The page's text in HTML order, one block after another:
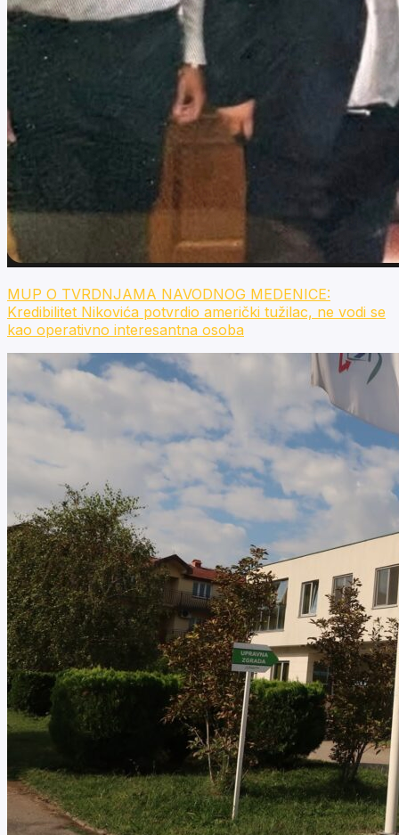
MUP O TVRDNJAMA NAVODNOG MEDENICE:
Kredibilitet Nikovića potvrdio američki tužilac, ne vodi se
kao operativno interesantna osoba